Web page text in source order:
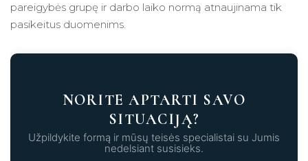
pareigybės grupę ir darbo laiko normą atnaujinama tik
pasikeitus duomenims.
NORITE APTARTI SAVO
SITUACIJĄ?
Užpildykite formą ir mūsų teisės specialistai su Jumis
nedelsiant susisieks.